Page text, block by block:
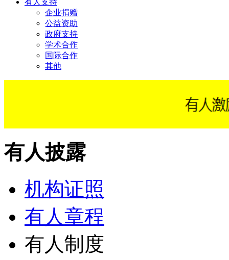
有人支持
企业捐赠
公益资助
政府支持
学术合作
国际合作
其他
有人披露
机构证照
有人章程
有人制度